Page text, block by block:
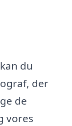
du
der
de
vores